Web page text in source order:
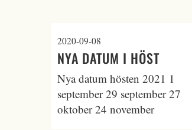
2020-09-08
NYA DATUM I HÖST
Nya datum hösten 2021 1
september 29 september 27
oktober 24 november